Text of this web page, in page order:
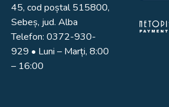
45, cod poștal 515800,
Sebeș, jud. Alba
Telefon:0372-930-
929 • Luni – Marți, 8:00
– 16:00